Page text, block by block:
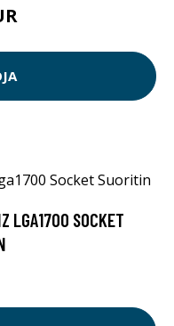
LGA1700 SOCKET